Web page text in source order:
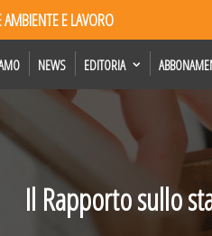
E LAVORO
NEWS EDITORIA
Il Rapporto sullo